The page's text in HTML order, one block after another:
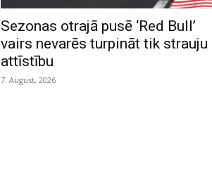
Sezonas otrajā pusē ‘Red Bull’
vairs nevarēs turpināt tik strauju
attīstību
7. August, 2026